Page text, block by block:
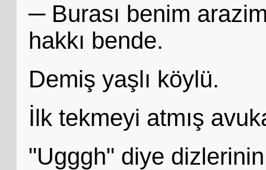
─ Burası benim
hakkı bende.
Demiş yaşlı köylü.
İlk tekmeyi atmış
"Ugggh" diye